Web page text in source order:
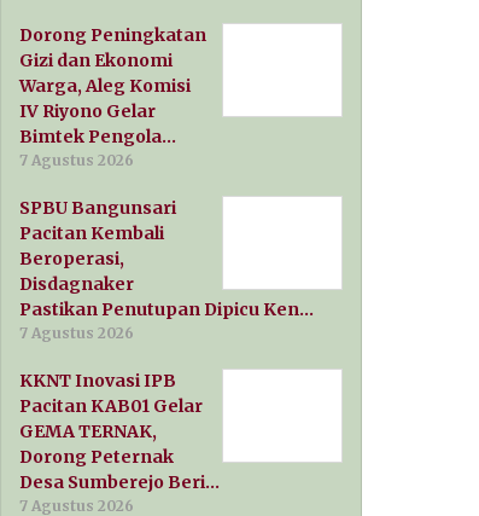
Dorong Peningkatan
Gizi dan Ekonomi
Warga, Aleg Komisi
IV Riyono Gelar
Bimtek Pengola…
7 Agustus 2026
SPBU Bangunsari
Pacitan Kembali
Beroperasi,
Disdagnaker
Pastikan Penutupan Dipicu Ken…
7 Agustus 2026
KKNT Inovasi IPB
Pacitan KAB01 Gelar
GEMA TERNAK,
Dorong Peternak
Desa Sumberejo Beri…
7 Agustus 2026